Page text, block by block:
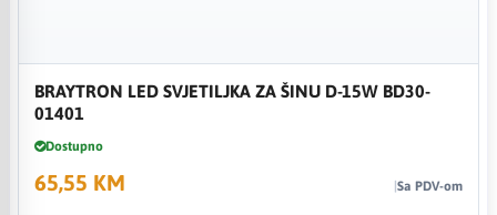
BRAYTRON LED SVJETILJKA ZA ŠINU D-15W BD30-
01401
Dostupno
65,55 KM Sa PDV-om